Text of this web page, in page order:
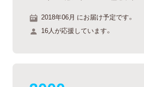
2018年06月 にお届け予定です。
16人が応援しています。